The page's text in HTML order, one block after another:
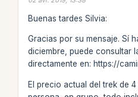
Buenas tardes Silvia:
Gracias por su mensaje. Sí
diciembre, puede consultar
directamente en: https://
El precio actual del trek de